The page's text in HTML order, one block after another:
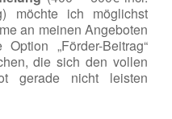
möchte ich möglichst
an meinen Angeboten
„Förder-Beitrag“
die sich den vollen
gerade nicht leisten